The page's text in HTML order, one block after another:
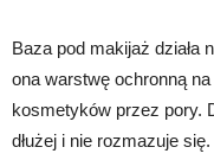
Baza pod makijaż działa
ona warstwę ochronną
kosmetyków przez pory.
dłużej i nie rozmazuje